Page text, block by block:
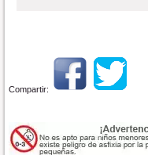
Compartir: